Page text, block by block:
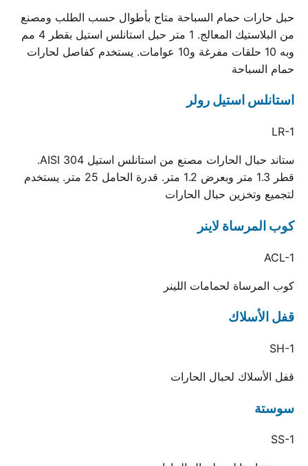
حبل حارات حمام السباحة متاح بأطوال حسب الطلب ومصنع
من البلاستيك المعالج. 1 متر حبل استانلس استيل بقطر 4 مم
وبه 10 حلقات مفرغة و10 عوامات. يستخدم كفاصل لحارات
حمام السباحة
استانلس استيل رولر
LR-1
ستاند حبال الحارات مصنع من استانلس استيل AISI 304.
قطر 1.3 متر وبعرض 1.2 متر. قدرة الحامل 25 متر. يستخدم
لتجميع وتخزين حبال الحارات
كوب المرساة لاينر
ACL-1
كوب المرساة لحمامات اللينر
قفل الأسلاك
SH-1
قفل الأسلاك لحبال الحارات
سوستة
SS-1